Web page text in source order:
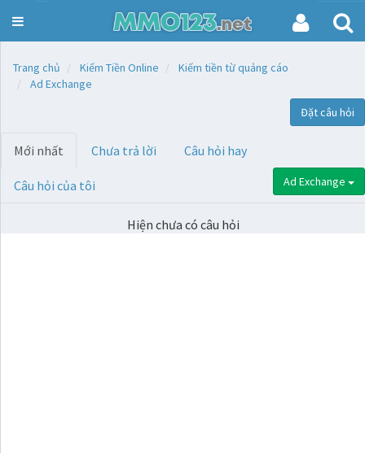
Toggle
Trang chủ Kiếm Tiền Online
Kiếm tiền từ quảng cáo
Ad Exchange
Đặt câu hỏi
Mới nhất Chưa trả lời Câu hỏi hay
Câu hỏi của tôi Ad Exchange
Hiện chưa có câu hỏi